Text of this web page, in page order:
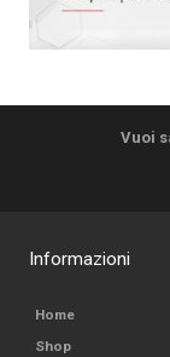
Vuoi
Informazioni
Home
Shop